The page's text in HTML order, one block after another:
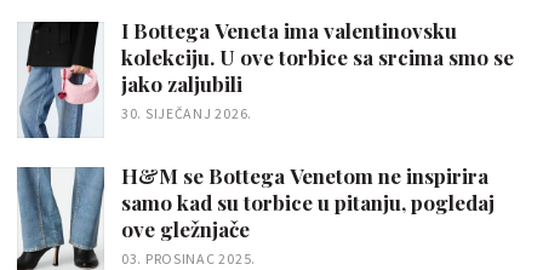
I Bottega Veneta ima valentinovsku
kolekciju. U ove torbice sa srcima smo se
jako zaljubili
30. SIJEČANJ 2026.
H&M se Bottega Venetom ne inspirira
samo kad su torbice u pitanju, pogledaj
ove gležnjače
03. PROSINAC 2025.